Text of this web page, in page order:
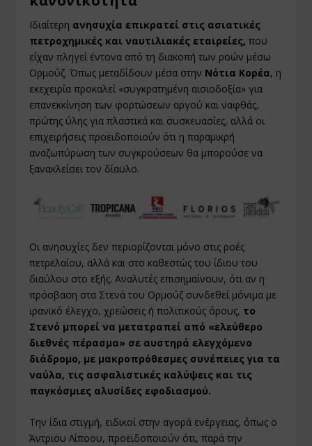
Ιδιαίτερη ανησυχία επικρατεί στις ασιατικές
πετροχημικές και ναυτιλιακές εταιρείες, που
είχαν πληγεί έντονα από τη διακοπή των ροών μέσω
Ορμούζ. Όπως μεταδίδουν μέσα στην Νότια Κορέα, η
εκεχειρία προκαλεί «συγκρατημένη αισιοδοξία» για
επανεκκίνηση των φορτώσεων αργού και ναφθάς,
πρώτης ύλης για πλαστικά και συσκευασίες, αλλά οι
επιχειρήσεις προειδοποιούν ότι η παραμικρή
αναζωπύρωση των συγκρούσεων θα μπορούσε να
ξανακλείσει τον δίαυλο.
Οι ανησυχίες δεν περιορίζονται μόνο στις ροές
πετρελαίου, αλλά και στο καθεστώς του ίδιου του
διαύλου στο εξής. Αναλυτές επισημαίνουν, ότι αν η
πρόσβαση στα Στενά του Ορμούζ συνδεθεί μόνιμα με
ιρανικό έλεγχο, χρεώσεις ή πολιτικούς όρους, το
Στενό μπορεί να μετατραπεί από «ελεύθερο
διεθνές πέρασμα» σε αυστηρά ελεγχόμενο
διάδρομο, με μακροπρόθεσμες συνέπειες για τα
ναύλα, τις ασφαλιστικές καλύψεις και τις
παγκόσμιες αλυσίδες εφοδιασμού.
Την ίδια στιγμή, ειδικοί στην αγορά ενέργειας, όπως ο
Άντριου Λίποου, προειδοποιούν ότι, παρά την